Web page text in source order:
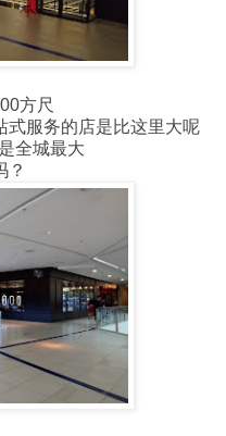
方尺
式服务的店是比这里大呢
全城最大
？